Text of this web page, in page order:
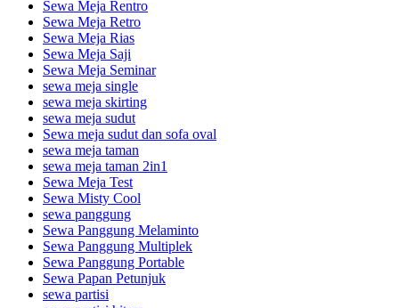
Sewa Meja Rentro
Sewa Meja Retro
Sewa Meja Rias
Sewa Meja Saji
Sewa Meja Seminar
sewa meja single
sewa meja skirting
sewa meja sudut
Sewa meja sudut dan sofa oval
sewa meja taman
sewa meja taman 2in1
Sewa Meja Test
Sewa Misty Cool
sewa panggung
Sewa Panggung Melaminto
Sewa Panggung Multiplek
Sewa Panggung Portable
Sewa Papan Petunjuk
sewa partisi